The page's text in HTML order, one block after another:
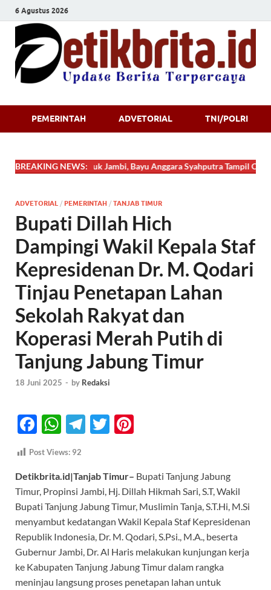
6 Agustus 2026
PEMERINTAH ADVETORIAL TNI/POLRI
BREAKING NEWS:
Jabung Timur untuk Jambi, Bayu Anggara Syahputra Tampil
ADVETORIAL / PEMERINTAH / TANJAB TIMUR
Bupati Dillah Hich
Dampingi Wakil Kepala Staf
Kepresidenan Dr. M. Qodari
Tinjau Penetapan Lahan
Sekolah Rakyat dan
Koperasi Merah Putih di
Tanjung Jabung Timur
18 Juni 2025 - by Redaksi
F
ac
e
b
o
o
k
W
at
s
A
p
p
T
gr
a
m
T
er es
t
Post Views: 92
Detikbrita.id|Tanjab Timur– Bupati Tanjung Jabung
Timur, Propinsi Jambi, Hj. Dillah Hikmah Sari, S.T, Wakil
Bupati Tanjung Jabung Timur, Muslimin Tanja, S.T.Hi, M.Si
menyambut kedatangan Wakil Kepala Staf Kepresidenan
Republik Indonesia, Dr. M. Qodari, S.Psi., M.A., beserta
Gubernur Jambi, Dr. Al Haris melakukan kunjungan kerja
ke Kabupaten Tanjung Jabung Timur dalam rangka
meninjau langsung proses penetapan lahan untuk